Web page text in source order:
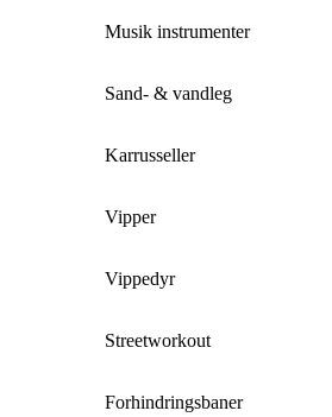
Musik instrumenter
Sand- & vandleg
Karrusseller
Vipper
Vippedyr
Streetworkout
Forhindringsbaner